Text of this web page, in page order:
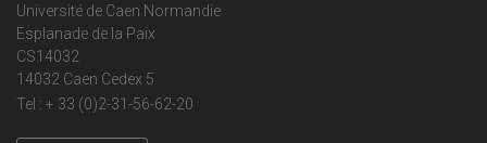
Université de Caen Normandie
Esplanade de la Paix
CS14032
14032 Caen Cedex 5
Tel : + 33 (0)2-31-56-62-20